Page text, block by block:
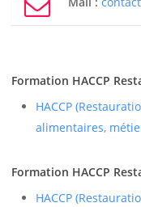
Formation HACCP
HACCP
alimentaires,
Formation HACCP
HACCP